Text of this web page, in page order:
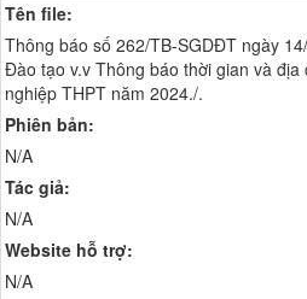
Tên file:
Thông báo số 262/TB-SGDĐT ngày
Đào tạo v.v Thông báo thời gian và
nghiệp THPT năm 2024./.
Phiên bản:
N/A
Tác giả:
N/A
Website hỗ trợ:
N/A